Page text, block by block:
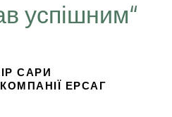
успішним“
САРИ
ЕРСАГ